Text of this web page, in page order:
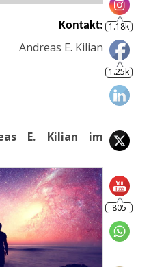
Kontakt:
Andreas E. Kilian
E. Kilian im
1.25k
805